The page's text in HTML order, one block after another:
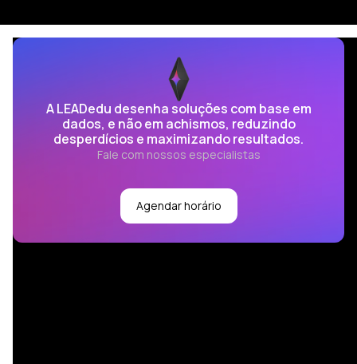
A LEADedu desenha soluções com base em
dados, e não em achismos, reduzindo
desperdícios e maximizando resultados.
Fale com nossos especialistas
Agendar horário